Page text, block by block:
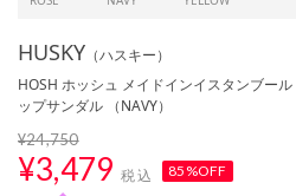
HUSKY （ハスキー）
HOSH ホッシュ メイドインイスタンブー
ップサンダル （NAVY）
¥24,750
¥3,479 税込 85%OFF